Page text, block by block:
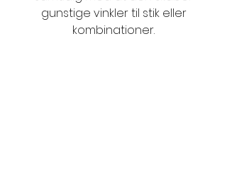
gunstige vinkler til stik eller
kombinationer.